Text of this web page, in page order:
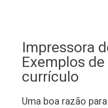
Impressora
Exemplos
currículo
Uma boa razão